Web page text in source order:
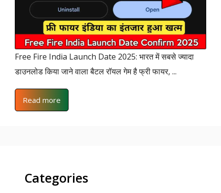
Free Fire India Launch Date 2025: भारत में सबसे ज्यादा
डाउनलोड किया जाने वाला बैटल रॉयल गेम है फ्री फायर, ...
Read more
Categories